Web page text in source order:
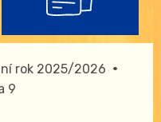
rok 2025/2026 •
9